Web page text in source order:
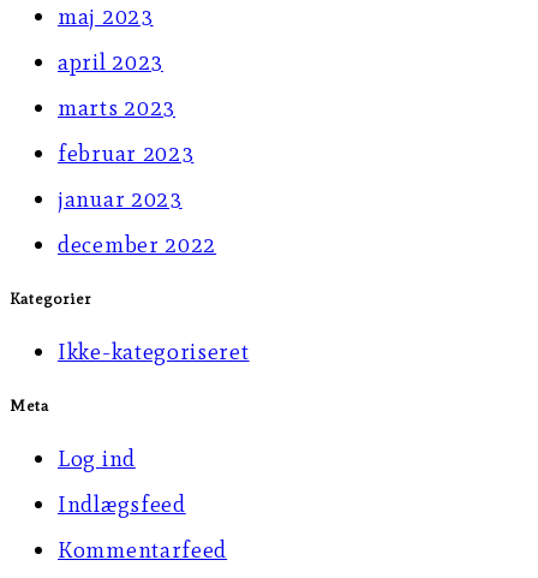
maj 2023
april 2023
marts 2023
februar 2023
januar 2023
december 2022
Kategorier
Ikke-kategoriseret
Meta
Log ind
Indlægsfeed
Kommentarfeed